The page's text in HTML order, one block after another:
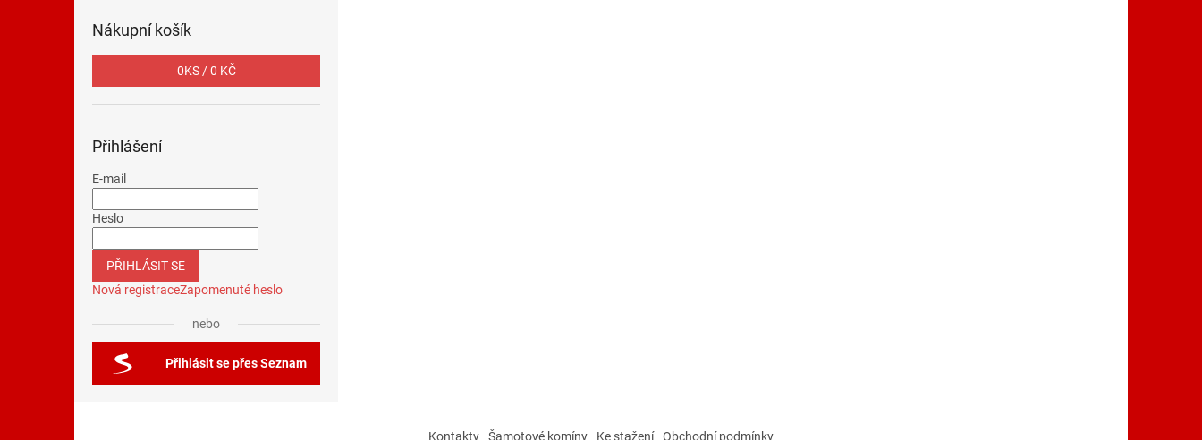
Nákupní košík
0KS /0 KČ
Přihlášení
E-mail
Heslo
PŘIHLÁSIT SE
Nová registraceZapomenuté heslo
nebo
Přihlásit se přes Seznam
Kontakty Šamotové komíny Ke stažení Obchodní podmínky